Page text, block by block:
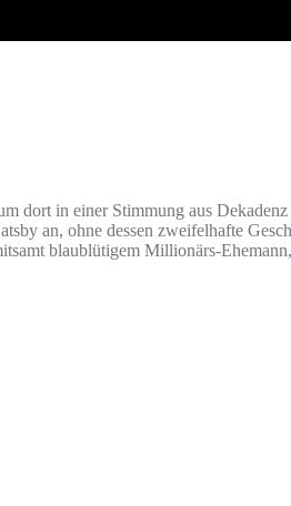
dort in einer Stimmung aus
an, ohne dessen zweifelhafte
blaublütigem Millionärs-